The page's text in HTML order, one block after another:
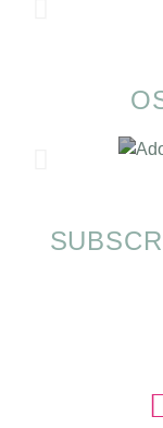
Alimentação